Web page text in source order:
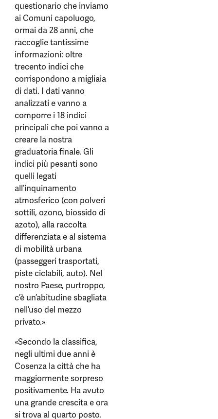
questionario che inviamo
ai Comuni capoluogo,
ormai da 28 anni, che
raccoglie tantissime
informazioni: oltre
trecento indici che
corrispondono a migliaia
di dati. I dati vanno
analizzati e vanno a
comporre i 18 indici
principali che poi vanno a
creare la nostra
graduatoria finale. Gli
indici più pesanti sono
quelli legati
all’inquinamento
atmosferico (con polveri
sottili, ozono, biossido di
azoto), alla raccolta
differenziata e al sistema
di mobilità urbana
(passeggeri trasportati,
piste ciclabili, auto). Nel
nostro Paese, purtroppo,
c’è un’abitudine sbagliata
nell’uso del mezzo
privato.»
«Secondo la classifica,
negli ultimi due anni è
Cosenza la città che ha
maggiormente sorpreso
positivamente. Ha avuto
una grande crescita e ora
si trova al quarto posto.